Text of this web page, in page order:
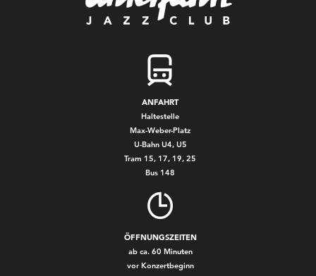
ANFAHRT
Haltestelle
Max-Weber-Platz
U-Bahn U4, U5
Tram 15, 17, 19, 25
Bus 148
ÖFFNUNGSZEITEN
ab ca. 60 Minuten
vor Konzertbeginn